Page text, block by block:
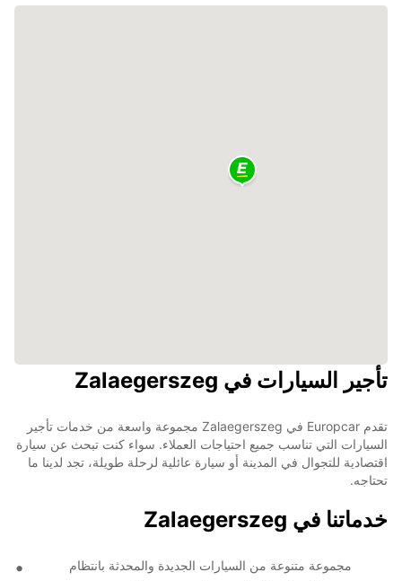
تأجير السيارات في Zalaegerszeg
تقدم Europcar في Zalaegerszeg مجموعة واسعة من خدمات تأجير
السيارات التي تناسب جميع احتياجات العملاء. سواء كنت تبحث عن سيارة
اقتصادية للتجوال في المدينة أو سيارة عائلية لرحلة طويلة، تجد لدينا ما
تحتاجه.
خدماتنا في Zalaegerszeg
مجموعة متنوعة من السيارات الجديدة والمحدثة بانتظام